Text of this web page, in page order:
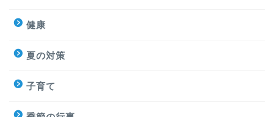
健康
夏の対策
子育て